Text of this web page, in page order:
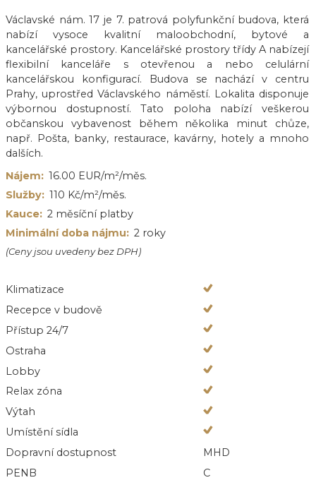
Václavské nám. 17 je 7. patrová polyfunkční budova, která
nabízí vysoce kvalitní maloobchodní, bytové a
kancelářské prostory. Kancelářské prostory třídy A nabízejí
flexibilní kanceláře s otevřenou a nebo celulární
kancelářskou konfigurací. Budova se nachází v centru
Prahy, uprostřed Václavského náměstí. Lokalita disponuje
výbornou dostupností. Tato poloha nabízí veškerou
občanskou vybavenost během několika minut chůze,
např. Pošta, banky, restaurace, kavárny, hotely a mnoho
dalších.
Nájem: 16.00 EUR/m²/měs.
Služby: 110 Kč/m²/měs.
Kauce: 2 měsíční platby
Minimální doba nájmu: 2 roky
(Ceny jsou uvedeny bez DPH)
Klimatizace
Recepce v budově
Přístup 24/7
Ostraha
Lobby
Relax zóna
Výtah
Umístění sídla
Dopravní dostupnost
MHD
PENB
C